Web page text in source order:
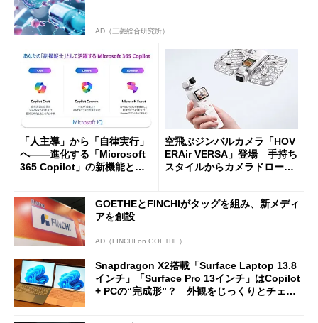
AD（三菱総合研究所）
「人主導」から「自律実行」
へ――進化する「Microsoft
365 Copilot」の新機能とエ
空飛ぶジンバルカメラ「HOV
ERAir VERSA」登場 手持ち
スタイルからカメラドローン
GOETHEとFINCHIがタッグを組み、新メディ
アを創設
AD（FINCHI on GOETHE）
Snapdragon X2搭載「Surface Laptop 13.8
インチ」「Surface Pro 13インチ」はCopilot
+ PCの“完成形”？ 外観をじっくりとチェッ